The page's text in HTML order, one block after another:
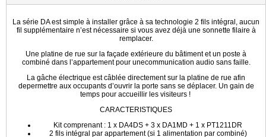
La série DA est simple à installer grâce à sa technologie 2 fils intégral, aucun
fil supplémentaire n’est nécessaire si vous avez déjà une sonnette filaire à
remplacer.
Une platine de rue sur la façade extérieure du bâtiment et un poste à
combiné dans l’appartement pour unecommunication audio sans faille.
La gâche électrique est câblée directement sur la platine de rue afin
depermettre aux occupants d’ouvrir la porte sans se déplacer. Un gain de
temps pour accueillir les visiteurs !
CARACTERISTIQUES
Kit comprenant : 1 x DA4DS + 3 x DA1MD + 1 x PT1211DR
2 fils intégral par appartement (si 1 alimentation par combiné)